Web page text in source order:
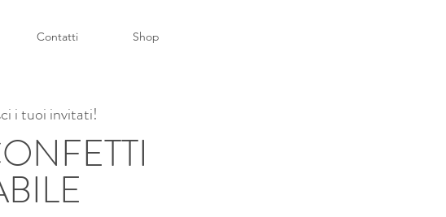
Contatti Shop
i tuoi invitati!